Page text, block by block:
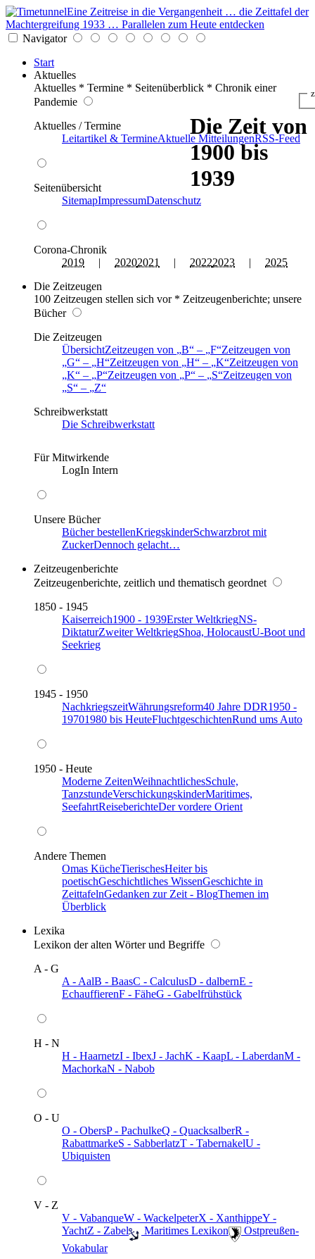
Eine Zeitreise in die Vergangenheit … die Zeittafel der
Machtergreifung 1933 … Parallelen zum Heute entdecken
Navigator
Start
Aktuelles
Aktuelles * Termine * Seitenüberblick * Chronik einer
Pandemie
Aktuelles / Termine
Leitartikel & TermineAktuelle MitteilungenRSS-Feed
Seitenübersicht
SitemapImpressumDatenschutz
Corona-Chronik
2019 | 20202021 | 20222023 | 2025
Die Zeitzeugen
100 Zeitzeugen stellen sich vor * Zeitzeugenberichte; unsere
Bücher
Die Zeitzeugen
ÜbersichtZeitzeugen von B – F Zeitzeugen von
G
– H Zeitzeugen von H – K Zeitzeugen von
K
– P Zeitzeugen von P – S Zeitzeugen von
S
–
Z
Schreibwerkstatt
Die Schreibwerkstatt
Für Mitwirkende
LogIn Intern
Unsere Bücher
Bücher bestellenKriegskinderSchwarzbrot mit
ZuckerDennoch gelacht…
Zeitzeugenberichte
Zeitzeugenberichte, zeitlich und thematisch geordnet
1850 - 1945
Kaiserreich1900 - 1939Erster WeltkriegNS-
DiktaturZweiter WeltkriegShoa, HolocaustU-Boot und
Seekrieg
1945 - 1950
NachkriegszeitWährungsreform40 Jahre DDR1950 -
19701980 bis HeuteFluchtgeschichtenRund ums Auto
1950 - Heute
Moderne ZeitenWeihnachtlichesSchule,
TanzstundeVerschickungskinderMaritimes,
SeefahrtReiseberichteDer vordere Orient
Andere Themen
Omas KücheTierischesHeiter bis
poetischGeschichtliches WissenGeschichte in
ZeittafelnGedanken zur Zeit - BlogThemen im
Überblick
Lexika
Lexikon der alten Wörter und Begriffe
A - G
A - AalB - BaasC - CalculusD - dalbernE -
EchauffierenF - FäheG - Gabelfrühstück
H - N
H - HaarnetzI - IbexJ - JachK - KaapL - LaberdanM -
MachorkaN - Nabob
O - U
O - ObersP - PachulkeQ - QuacksalberR -
RabattmarkeS - SabberlatzT - TabernakelU -
Ubiquisten
V - Z
V - VabanqueW - WackelpeterX - XanthippeY -
YachtZ - Zabel ️ Maritimes Lexikon
️ Ostpreußen-
Vokabular
Die Zeit von
1900 bis
1939